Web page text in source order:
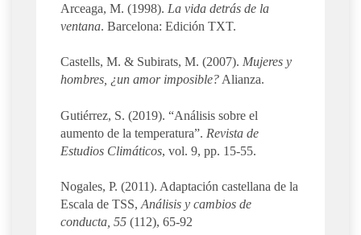
Arceaga, M. (1998). La vida detrás de la
ventana. Barcelona: Edición TXT.
Castells, M. & Subirats, M. (2007). Mujeres y
hombres, ¿un amor imposible? Alianza.
Gutiérrez, S. (2019). “Análisis sobre el
aumento de la temperatura”. Revista de
Estudios Climáticos, vol. 9, pp. 15-55.
Nogales, P. (2011). Adaptación castellana de la
Escala de TSS, Análisis y cambios de
conducta, 55 (112), 65-92